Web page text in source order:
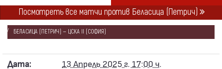
Посмотреть все матчи против Беласица (Петрич)
ГЛАВНАЯ СЕЗОНЫ
2024/25
ВТОРАЯ ПРОФЕССИОНАЛЬНАЯ ЛИГА 2024/25
БЕЛАСИЦА (ПЕТРИЧ) — ЦСКА II (СОФИЯ)
Дата:
13 Апрель 2025 г. 17:00 ч.